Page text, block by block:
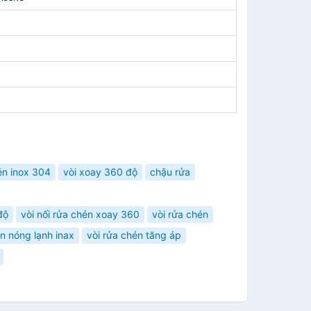
inox 304 vòi xoay 360 độ
chậu rửa
vòi nối rửa chén xoay 360
vòi rửa chén
nóng lạnh inax
vòi rửa chén tăng áp